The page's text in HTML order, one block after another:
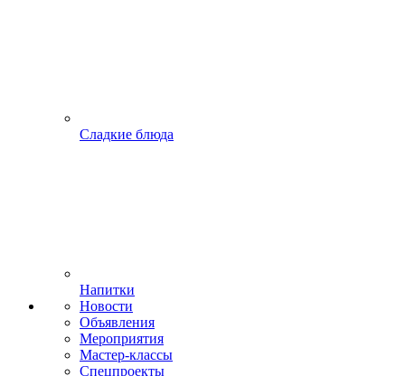
Сладкие блюда
Напитки
Новости
Объявления
Мероприятия
Мастер-классы
Спецпроекты